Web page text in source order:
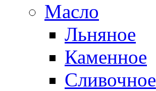
Масло
Льняное
Каменное
Сливочное